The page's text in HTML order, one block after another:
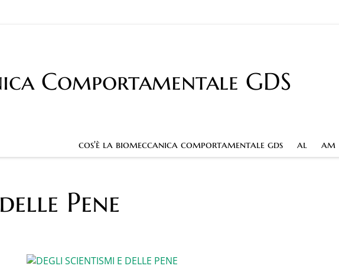
Comportamentale GDS
cos'è la biomeccanica comportamentale gds al am
Pene